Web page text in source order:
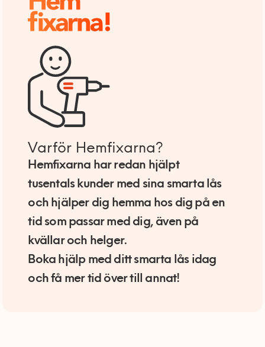
Varför Hemfixarna?
Hemfixarna har redan hjälpt
tusentals kunder med sina smarta lås
och hjälper dig hemma hos dig på en
tid som passar med dig, även på
kvällar och helger.
Boka hjälp med ditt smarta lås idag
och få mer tid över till annat!